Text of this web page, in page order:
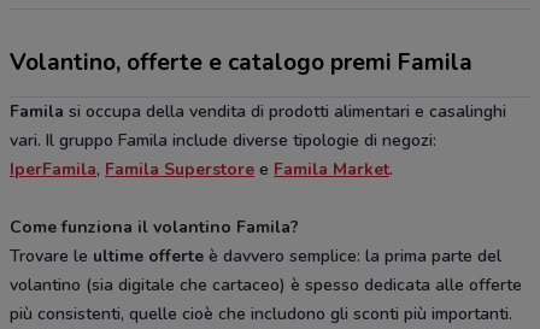
Volantino, offerte e catalogo premi Famila
Famila si occupa della vendita di prodotti alimentari e casalinghi
vari. Il gruppo Famila include diverse tipologie di negozi:
IperFamila, Famila Superstore e Famila Market.
Come funziona il volantino Famila?
Trovare le ultime offerte è davvero semplice: la prima parte del
volantino (sia digitale che cartaceo) è spesso dedicata alle offerte
più consistenti, quelle cioè che includono gli sconti più importanti.